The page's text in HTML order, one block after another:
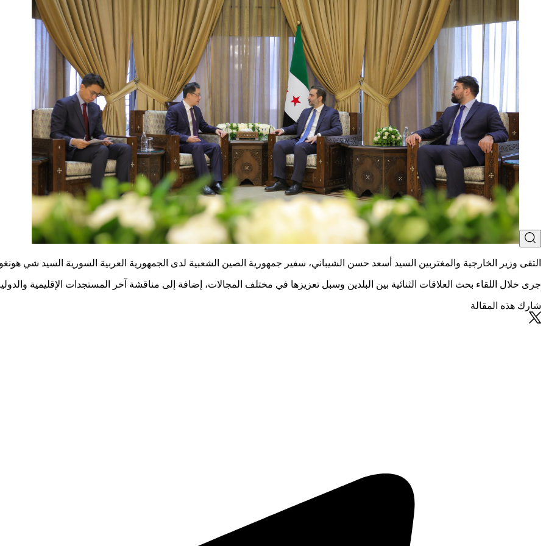
التقى وزير الخارجية والمغتربين السيد أسعد حسن الشيباني، سفير جمهورية الصين الشعبية لدى الجمهورية العربية السورية السيد شي
جرى خلال اللقاء بحث العلاقات الثنائية بين البلدين وسبل تعزيزها في مختلف المجالات، إضافة إلى مناقشة آخر المستجدات الإقليمية
شارك هذه المقالة